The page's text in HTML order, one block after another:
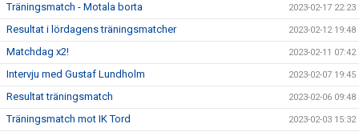
Träningsmatch - Motala borta 2023-02-17 22:23
Resultat i lördagens träningsmatcher 2023-02-12 19:48
Matchdag x2! 2023-02-11 07:42
Intervju med Gustaf Lundholm 2023-02-07 19:45
Resultat träningsmatch 2023-02-06 09:48
Träningsmatch mot IK Tord 2023-02-03 15:32